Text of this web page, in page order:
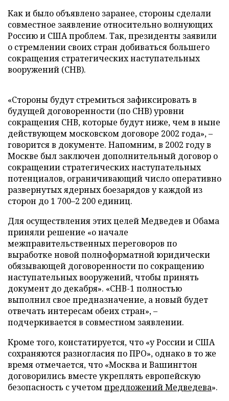
Как и было объявлено заранее, стороны сделали
совместное заявление относительно волнующих
Россию и США проблем. Так, президенты заявили
о стремлении своих стран добиваться большего
сокращения стратегических наступательных
вооружений (СНВ).
«Стороны будут стремиться зафиксировать в
будущей договоренности (по СНВ) уровни
сокращения СНВ, которые будут ниже, чем в ныне
действующем московском договоре 2002 года», –
говорится в документе. Напомним, в 2002 году в
Москве был заключен дополнительный договор о
сокращении стратегических наступательных
потенциалов, ограничивающий число оперативно
развернутых ядерных боезарядов у каждой из
сторон до 1 700–2 200 единиц.
Для осуществления этих целей Медведев и Обама
приняли решение «о начале
межправительственных переговоров по
выработке новой полноформатной юридически
обязывающей договоренности по сокращению
наступательных вооружений, чтобы принять
документ до декабря». «СНВ-1 полностью
выполнил свое предназначение, а новый будет
отвечать интересам обеих стран», –
подчеркивается в совместном заявлении.
Кроме того, констатируется, что «у России и США
сохраняются разногласия по ПРО», однако в то же
время отмечается, что «Москва и Вашингтон
договорились вместе укреплять европейскую
безопасность с учетомпредложений Медведева».